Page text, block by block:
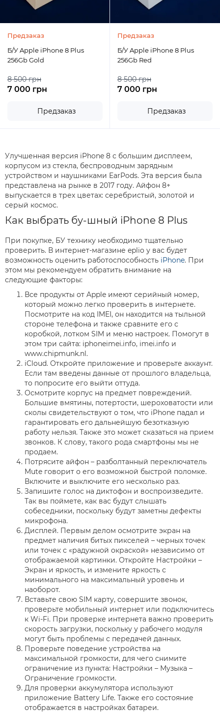
Предзаказ
Б/У Apple iPhone 8 Plus
256Gb Gold
8 500 грн
7 000 грн
Предзаказ
Предзаказ
Б/У Apple iPhone 8 Plus
256Gb Red
8 500 грн
7 000 грн
Предзаказ
Улучшенная версия iPhone 8 с большим дисплеем,
корпусом из стекла, беспроводным зарядным
устройством и наушниками EarPods. Эта версия была
представлена на рынке в 2017 году. Айфон 8+
выпускается в трех цветах: серебристый, золотой и
серый космос.
Как выбрать бу-шный iPhone 8 Plus
При покупке, БУ технику необходимо тщательно
проверить. В интернет-магазине eplio у вас будет
возможность оценить работоспособность iPhone. При
этом мы рекомендуем обратить внимание на
следующие факторы:
Все продукты от Apple имеют серийный номер,
который можно легко проверить в интернете.
Посмотрите на код IMEI, он находится на тыльной
стороне телефона и также сравните его с
коробкой, лотком SIM и меню настроек. Помогут в
этом три сайта: iphoneimei.info, imei.info и
www.chipmunk.nl.
iCloud. Откройте приложение и проверьте аккаунт.
Если там введены данные от прошлого владельца,
то попросите его выйти оттуда.
Осмотрите корпус на предмет повреждений.
Большие вмятины, потертости, шероховатости или
сколы свидетельствуют о том, что iPhone падал и
гарантировать его дальнейшую безотказную
работу нельзя. Также это может сказаться на прием
звонков. К слову, такого рода смартфоны мы не
продаем.
Потрясите айфон – разболтанный переключатель
Mute говорит о его возможной быстрой поломке.
Включите и выключите его несколько раз.
Запишите голос на диктофон и воспроизведите.
Так вы поймете, как вас будут слышать
собеседники, поскольку будут заметны дефекты
микрофона.
Дисплей. Первым делом осмотрите экран на
предмет наличия битых пикселей – черных точек
или точек с «радужной окраской» независимо от
отображаемой картинки. Откройте Настройки –
Экран и яркость, и измените яркость с
минимального на максимальный уровень и
наоборот.
Вставьте свою SIM карту, совершите звонок,
проверьте мобильный интернет или подключитесь
к Wi-Fi. При проверке интернета важно проверить
скорость загрузки, поскольку у рабочего модуля
могут быть проблемы с передачей данных.
Проверьте поведение устройства на
максимальной громкости, для чего снимите
ограничение из пункта: Настройки – Музыка –
Ограничение громкости.
Для проверки аккумулятора используют
приложение Battery Life. Также его состояние
отображается в настройках батареи.